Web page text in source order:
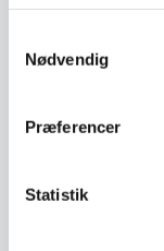
Nødvendig
Præferencer
Statistik